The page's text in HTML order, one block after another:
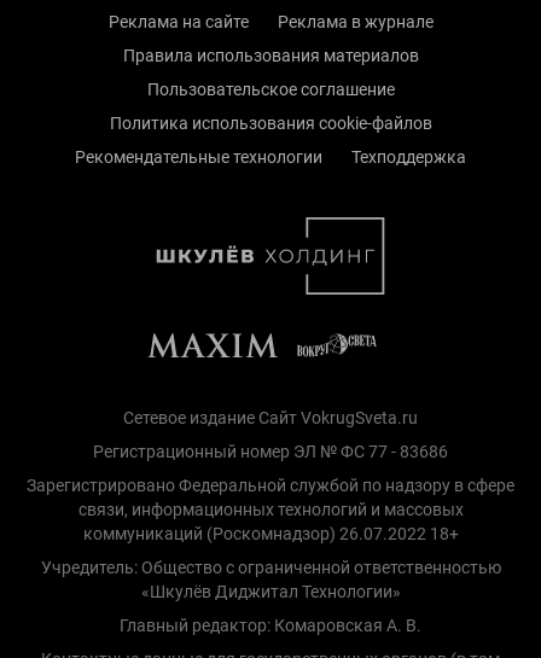
Реклама на сайте
Реклама в журнале
Правила использования материалов
Пользовательское соглашение
Политика использования cookie-файлов
Рекомендательные технологии
Техподдержка
Сетевое издание Сайт VokrugSveta.ru
Регистрационный номер ЭЛ № ФС 77 - 83686
Зарегистрировано Федеральной службой по надзору в сфере
связи, информационных технологий и массовых
коммуникаций (Роскомнадзор) 26.07.2022 18+
Учредитель: Общество с ограниченной ответственностью
«Шкулёв Диджитал Технологии»
Главный редактор: Комаровская А. В.